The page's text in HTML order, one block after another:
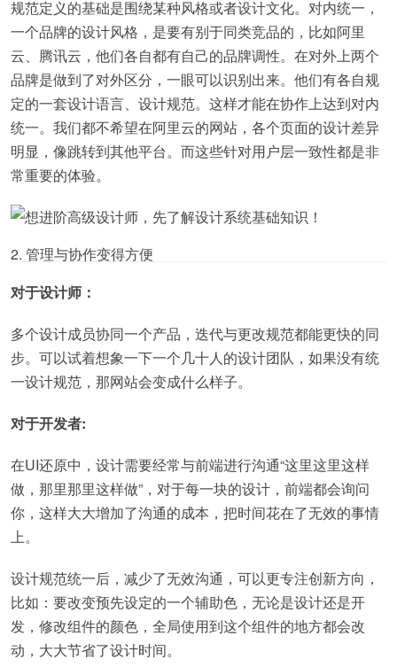
规范定义的基础是围绕某种风格或者设计文化。对内统一，
一个品牌的设计风格，是要有别于同类竞品的，比如阿里
云、腾讯云，他们各自都有自己的品牌调性。在对外上两个
品牌是做到了对外区分，一眼可以识别出来。他们有各自规
定的一套设计语言、设计规范。这样才能在协作上达到对内
统一。我们都不希望在阿里云的网站，各个页面的设计差异
明显，像跳转到其他平台。而这些针对用户层一致性都是非
常重要的体验。
2. 管理与协作变得方便
对于设计师：
多个设计成员协同一个产品，迭代与更改规范都能更快的同
步。可以试着想象一下一个几十人的设计团队，如果没有统
一设计规范，那网站会变成什么样子。
对于开发者:
在UI还原中，设计需要经常与前端进行沟通“这里这里这样
做，那里那里这样做”，对于每一块的设计，前端都会询问
你，这样大大增加了沟通的成本，把时间花在了无效的事情
上。
设计规范统一后，减少了无效沟通，可以更专注创新方向，
比如：要改变预先设定的一个辅助色，无论是设计还是开
发，修改组件的颜色，全局使用到这个组件的地方都会改
动，大大节省了设计时间。